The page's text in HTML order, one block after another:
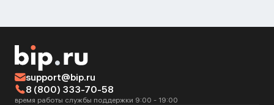
support@bip.ru
8 (800) 333-70-58
время работы службы поддержки 9:00 - 19:00